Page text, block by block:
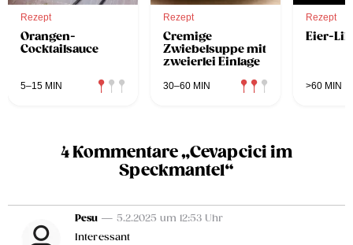
Rezept
Orangen-
Cocktailsauce
5–15 MIN
Rezept
Cremige
Zwiebelsuppe mit
zweierlei Einlage
30–60 MIN
Rezept
Eier-
>60 MIN
4 Kommentare „Cevapcici im
Speckmantel“
Pesu — 5.2.2025 um 12:53 Uhr
Interessant